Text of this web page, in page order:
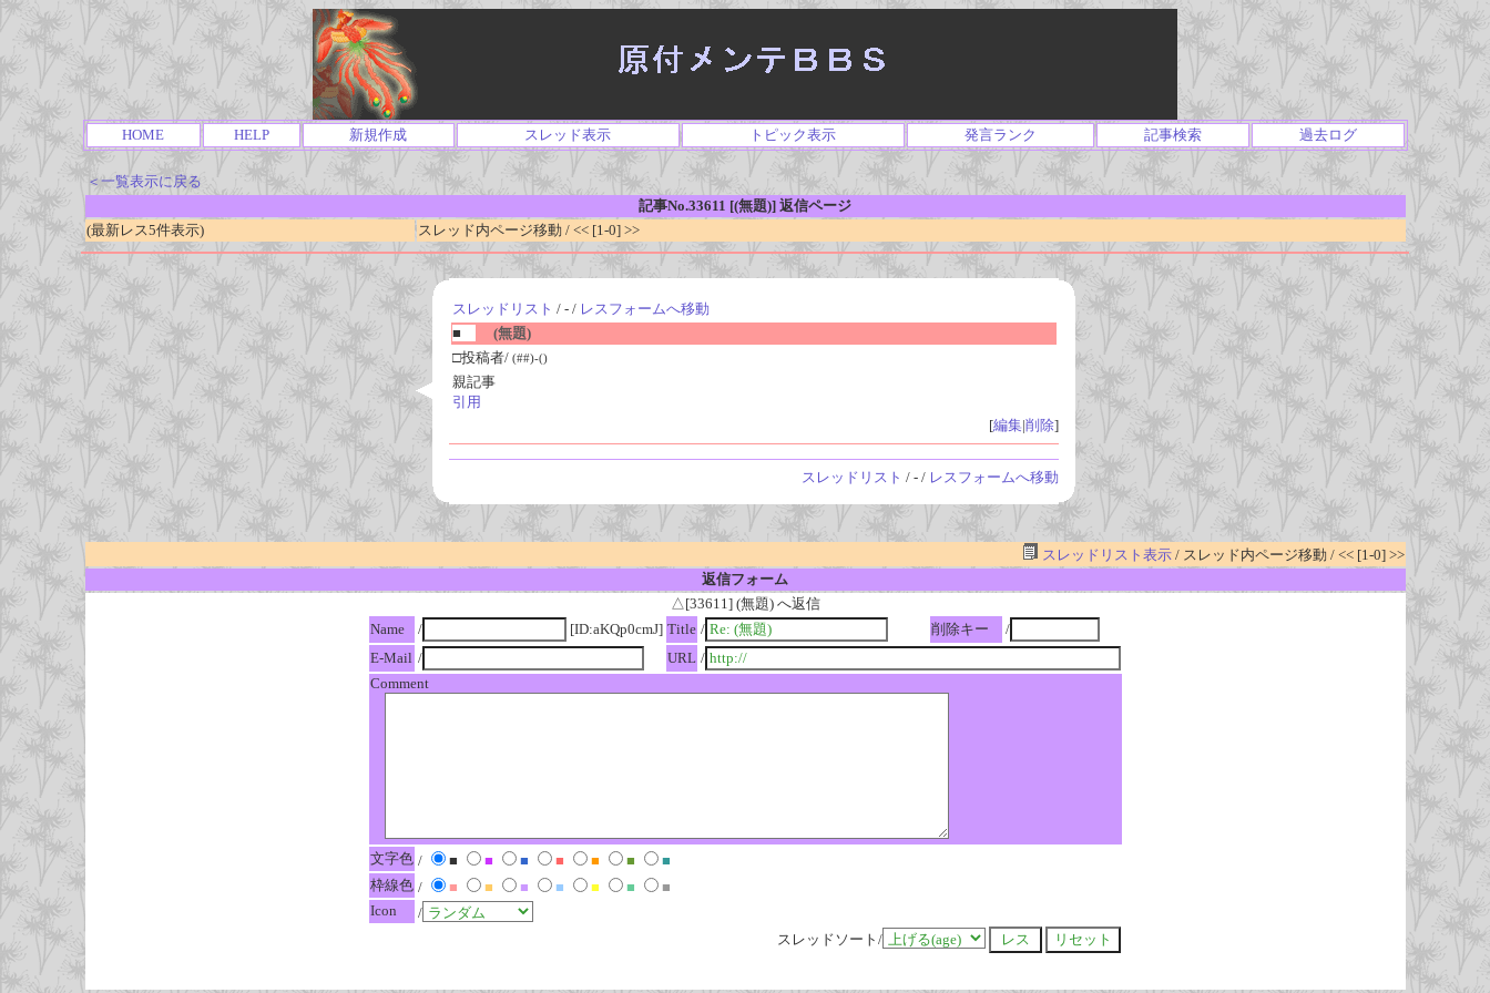
HOME HELP 新規作成 スレッド表示 トピック表示 発言ランク 記事検索 過去ログ
＜一覧表示に戻る
記事No.33611 [(無題)] 返信ページ
(最新レス5件表示)
スレッド内ページ移動 / << [1-0] >>
スレッドリスト / - / レスフォームへ移動
■
(無題)
□投稿者/ (##)-()
親記事
引用
[編集|削除]
スレッドリスト / - / レスフォームへ移動
スレッドリスト表示/ スレッド内ページ移動 / << [1-0] >>
返信フォーム
△[33611] (無題) へ返信
Name
/ [ID:aKQp0cmJ] Title / 削除キー
/
E-Mail / URL /
Comment
文字色 / ■ ■ ■ ■ ■ ■
■
枠線色 / ■ ■ ■ ■ ■ ■
■
Icon
/
スレッドソート/